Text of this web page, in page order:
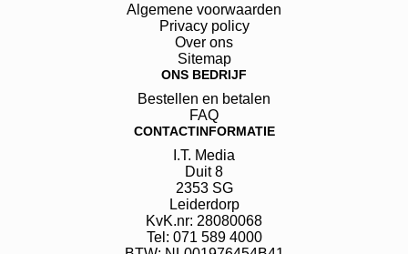
Algemene voorwaarden
Privacy policy
Over ons
Sitemap
ONS BEDRIJF
Bestellen en betalen
FAQ
CONTACTINFORMATIE
I.T. Media
Duit8
2353 SG
Leiderdorp
KvK.nr: 28080068
Tel: 071 589 4000